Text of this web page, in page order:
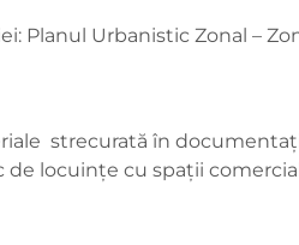
Planul Urbanistic Zonal –
strecurată în
locuințe cu spații